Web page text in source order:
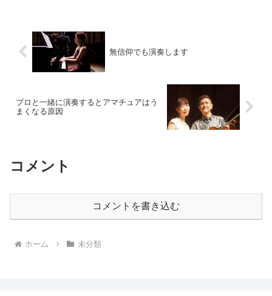
無信仰でも演奏します
プロと一緒に演奏するとアマチュアはう
まくなる原因
コメント
コメントを書き込む
ホーム 未分類